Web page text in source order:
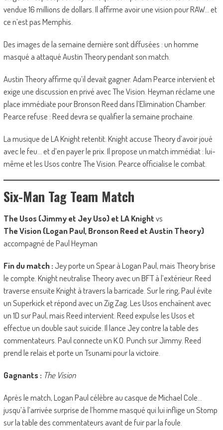
vendue 16 millions de dollars. Il affirme avoir une vision pour RAW… et
ce n’est pas Memphis.
Des images de la semaine dernière sont diffusées : un homme
masqué a attaqué Austin Theory pendant son match.
Austin Theory affirme qu’il devait gagner. Adam Pearce intervient et
exige une discussion en privé avec The Vision. Heyman réclame une
place immédiate pour Bronson Reed dans l’Elimination Chamber.
Pearce refuse : Reed devra se qualifier la semaine prochaine.
La musique de LA Knight retentit. Knight accuse Theory d’avoir joué
avec le feu… et d’en payer le prix. Il propose un match immédiat : lui-
même et les Usos contre The Vision. Pearce officialise le combat.
Six-Man Tag Team Match
The Usos (Jimmy et Jey Uso) et LA Knightvs
The Vision (Logan Paul, Bronson Reed et Austin Theory)
accompagné de Paul Heyman
Fin du match : Jey porte un Spear à Logan Paul, mais Theory brise
le compte. Knight neutralise Theory avec un BFT à l’extérieur. Reed
traverse ensuite Knight à travers la barricade. Sur le ring, Paul évite
un Superkick et répond avec un Zig Zag. Les Usos enchaînent avec
un 1D sur Paul, mais Reed intervient. Reed expulse les Usos et
effectue un double saut suicide. Il lance Jey contre la table des
commentateurs. Paul connecte un K.O. Punch sur Jimmy. Reed
prend le relais et porte un Tsunami pour la victoire.
Gagnants : The Vision
Après le match, Logan Paul célèbre au casque de Michael Cole…
jusqu’à l’arrivée surprise de l’homme masqué qui lui inflige un Stomp
sur la table des commentateurs avant de fuir par la foule.